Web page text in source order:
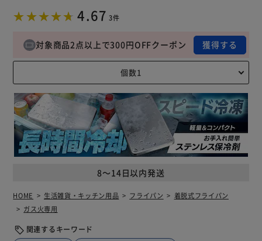
4.67 3件
8～14日以内発送
対象商品2点以上で300円OFFクーポン 獲得する
HOME 生活雑貨・キッチン用品 フライパン
着脱式フライパン
ガス火専用
関連するキーワード